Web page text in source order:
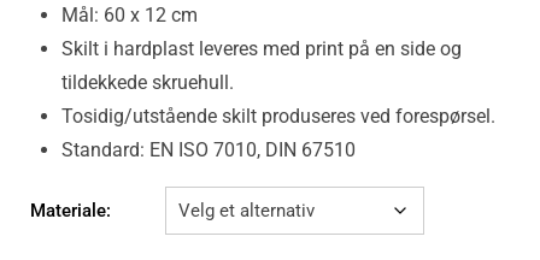
Mål: 60 x 12 cm
Skilt i hardplast leveres med print på en side og
tildekkede skruehull.
Tosidig/utstående skilt produseres ved forespørsel.
Standard: EN ISO 7010, DIN 67510
Materiale: